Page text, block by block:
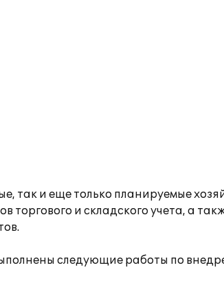
и еще только планируемые
и складского учета, а
следующие работы по